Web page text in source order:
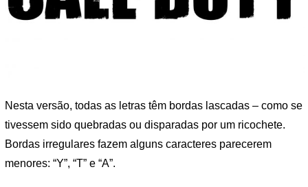
Nesta versão, todas as letras têm bordas lascadas – como se
tivessem sido quebradas ou disparadas por um ricochete.
Bordas irregulares fazem alguns caracteres parecerem
menores: “Y”, “T” e “A”.